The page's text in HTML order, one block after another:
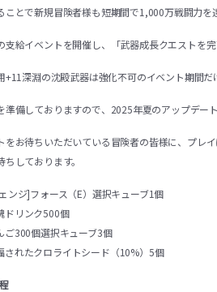
ことで新規冒険者様も短期間で1,000万戦闘力
支給イベントを開催し、「武器成長クエストを
深淵の沈殿武器は強化不可のイベント期間
準備しておりますので、2025年夏のアップデー
をお待ちいただいている冒険者の皆様に、プレ
しております。
ンジ]フォース（E）選択キューブ1個
ドリンク500個
ご300個選択キューブ3個
されたクロライトシード（10%）5個